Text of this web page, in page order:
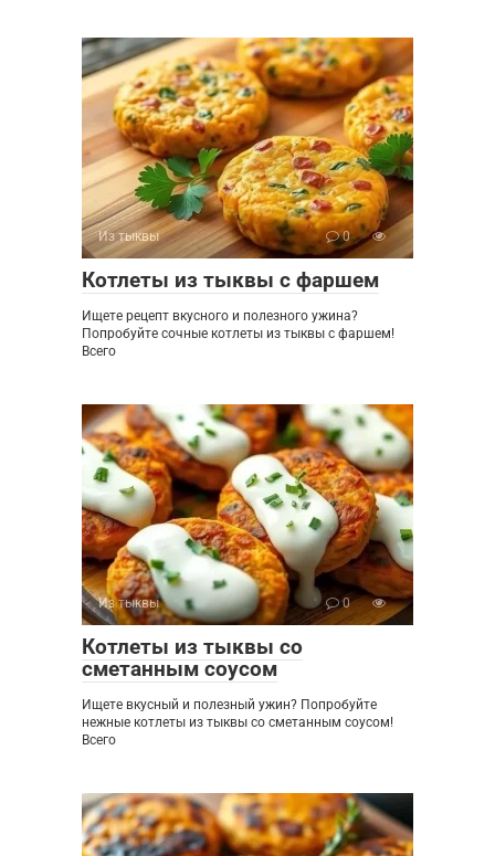
Из тыквы 0
Котлеты из тыквы с фаршем
Ищете рецепт вкусного и полезного ужина?
Попробуйте сочные котлеты из тыквы с фаршем!
Всего
Из тыквы 0
Котлеты из тыквы со
сметанным соусом
Ищете вкусный и полезный ужин? Попробуйте
нежные котлеты из тыквы со сметанным соусом!
Всего